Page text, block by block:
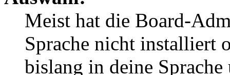
Meist hat die Board-
Sprache nicht installiert
bislang in deine